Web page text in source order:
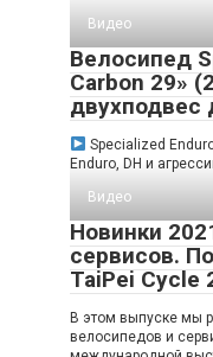
Видео
Велосипед
Carbon 29»
двухподвес
Specialized
Enduro, DH и
Видео
Новинки
сервисов.
TaiPei Cycle
В этом выпуске мы
велосипедов и